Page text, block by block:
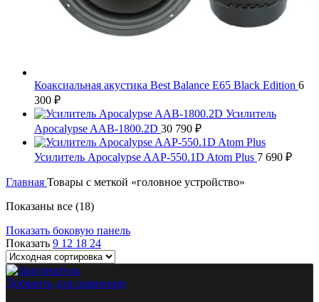
Коаксиальная акустика Best Balance E65 Black Edition 6
300 ₽
Усилитель
Apocalypse AAB-1800.2D 30 790 ₽
Усилитель Apocalypse AAP-550.1D Atom Plus 7 690 ₽
Главная Товары с меткой «головное устройство»
Показаны все (18)
Показать боковую панель
Показать 9 12 18 24
Добавить для сравнения